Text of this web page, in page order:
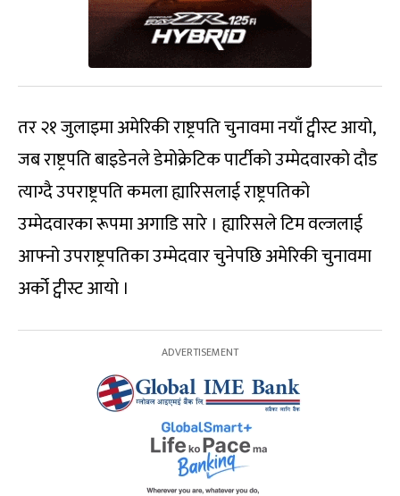
तर २१ जुलाइमा अमेरिकी राष्ट्रपति चुनावमा नयाँ ट्वीस्ट आयो,
जब राष्ट्रपति बाइडेनले डेमोक्रेटिक पार्टीको उम्मेदवारको दौड
त्याग्दै उपराष्ट्रपति कमला ह्यारिसलाई राष्ट्रपतिको
उम्मेदवारका रूपमा अगाडि सारे । ह्यारिसले टिम वल्जलाई
आफ्नो उपराष्ट्रपतिका उम्मेदवार चुनेपछि अमेरिकी चुनावमा
अर्को ट्वीस्ट आयो ।